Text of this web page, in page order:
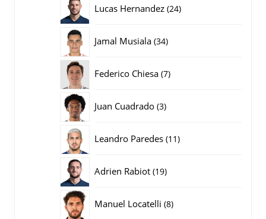
Lucas Hernandez 2424
Jamal Musiala 3434
Federico Chiesa 77
Juan Cuadrado 33
Leandro Paredes 1111
Adrien Rabiot 1919
Manuel Locatelli 88